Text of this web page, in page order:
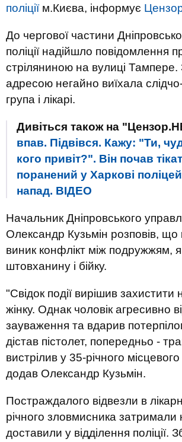
поліціїм.Києва, інформує
До чергової частини
поліції надійшло повідомлення
стріляниною на вулиці
адресою негайно виїхала
група і лікарі.
Дивіться також на
впав. Підвівся. Кажу: "Ти,
кого привіт?". Він почав
поранений у Харкові
напад. ВIДЕО
Начальник Дніпровського
Олександр Кузьмін розповів, що
виник конфлікт між подружжям,
штовханину і бійку.
"Свідок події вирішив
жінку. Однак чоловік агресивно
зауваження та вдарив
дістав пістолет, попередньо -
вистрілив у 35-річного
додав Олександр Кузьмін.
Постраждалого відвезли в
річного зловмисника затримали
доставили у відділення поліції.